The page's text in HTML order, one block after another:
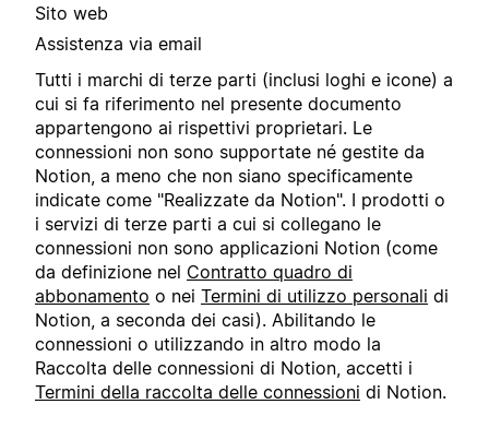
Sito web
Assistenza via email
Tutti i marchi di terze parti (inclusi loghi e icone) a
cui si fa riferimento nel presente documento
appartengono ai rispettivi proprietari. Le
connessioni non sono supportate né gestite da
Notion, a meno che non siano specificamente
indicate come "Realizzate da Notion". I prodotti o
i servizi di terze parti a cui si collegano le
connessioni non sono applicazioni Notion (come
da definizione nel Contratto quadro di
abbonamento o nei Termini di utilizzo personali di
Notion, a seconda dei casi). Abilitando le
connessioni o utilizzando in altro modo la
Raccolta delle connessioni di Notion, accetti i
Termini della raccolta delle connessioni di Notion.